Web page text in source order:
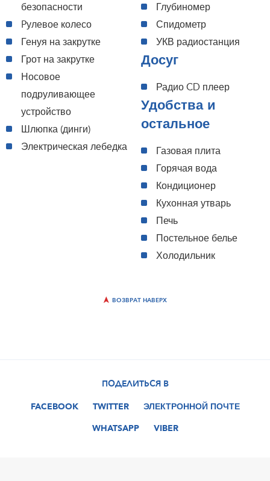
безопасности
Pулевое колесо
Генуя на закрутке
Грот на закрутке
Носовое
подруливающее
устройство
Шлюпка (динги)
Электрическая лебедка
Глубиномер
Спидометр
УКВ радиостанция
Досуг
Радио CD плеер
Удобства и
остальное
Газовая плита
Горячая вода
Кондиционер
Кухонная утварь
Печь
Постельное белье
Холодильник
ВОЗВРАТ НАВЕРХ
ПОДЕЛИТЬСЯ В
FACEBOOK
TWITTER
ЭЛЕКТРОННОЙ ПОЧТЕ
WHATSAPP
VIBER